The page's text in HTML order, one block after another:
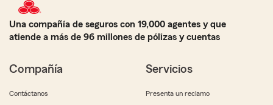
Una compañía de seguros con 19,000 agentes y que
atiende a más de 96 millones de pólizas y cuentas
Compañía
Contáctanos
Servicios
Presenta un reclamo